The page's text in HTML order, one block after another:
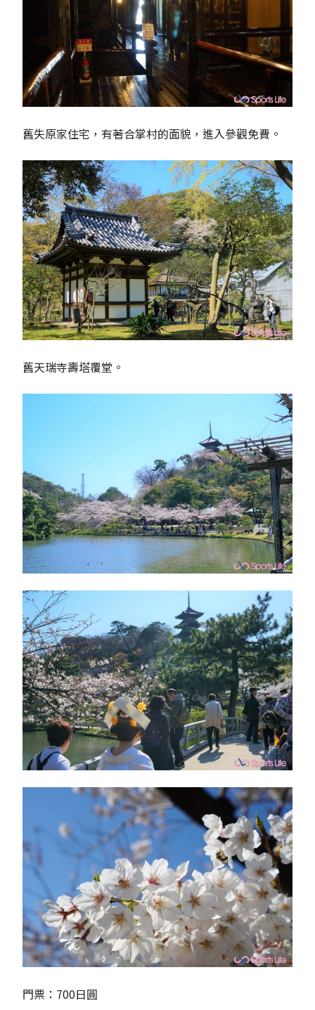
舊失原家住宅，有著合掌村的面貌，進入參觀免費。
舊天瑞寺壽塔覆堂。
門票：700日圓